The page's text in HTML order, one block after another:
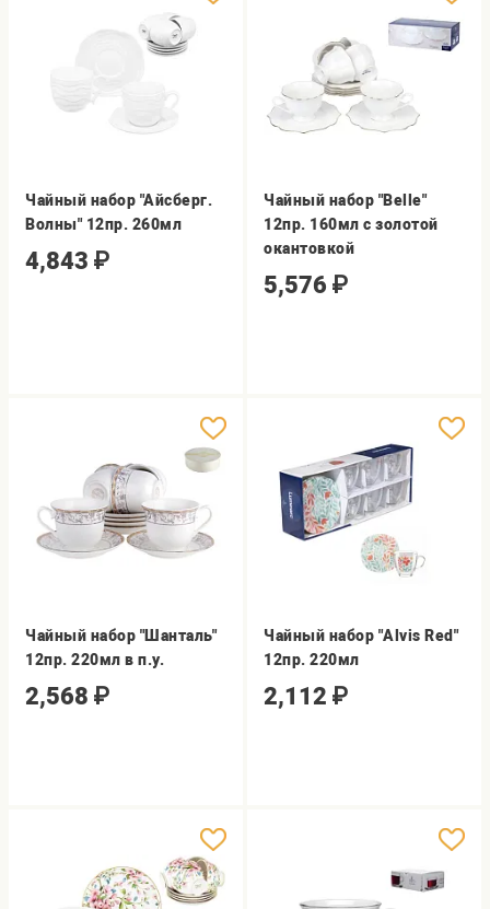
Чайный набор "Айсберг.
Волны" 12пр. 260мл
4,843 ₽
Чайный набор "Belle"
12пр. 160мл с золотой
окантовкой
5,576 ₽
Чайный набор "Шанталь"
12пр. 220мл в п.у.
2,568 ₽
Чайный набор "Alvis Red"
12пр. 220мл
2,112 ₽